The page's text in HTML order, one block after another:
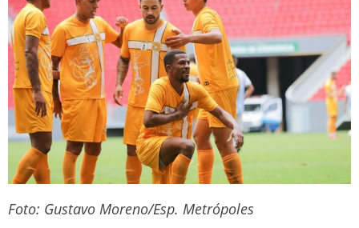
Foto: Gustavo Moreno/Esp. Metrópoles